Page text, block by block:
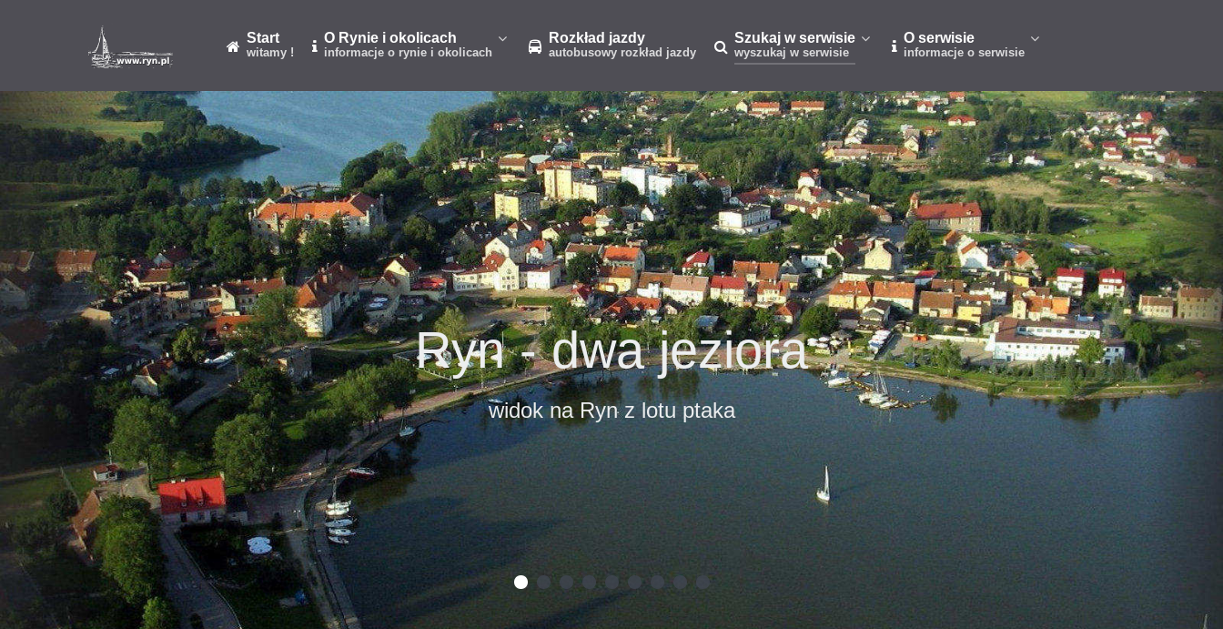
Start
witamy !
O Rynie i okolicach
informacje o rynie i okolicach
Rozkład jazdy
autobusowy rozkład jazdy
Szukaj w serwisie
wyszukaj w serwisie
O serwisie
informacje o serwisie
Ryn - dwa jeziora
widok na Ryn z lotu ptaka